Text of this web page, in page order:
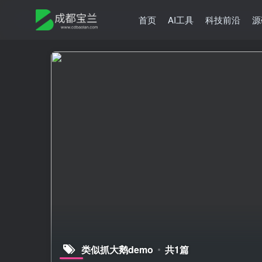
首页 AI工具 科技前沿
类似抓大鹅demo 共1篇